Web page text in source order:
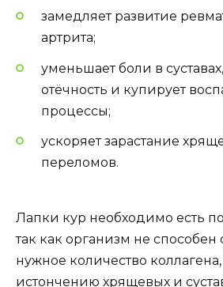
замедляет развитие
артрита;
уменьшает боли в
отёчность и купирует
процессы;
ускоряет зарастание
переломов.
Лапки кур необходимо есть
так как организм не способен
нужное количество
истончению хрящевых и